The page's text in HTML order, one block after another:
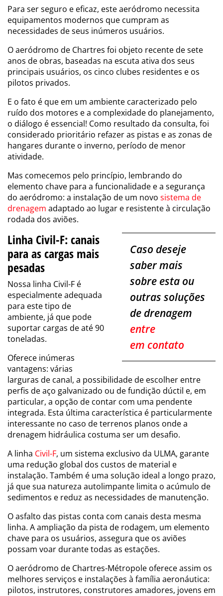
Para ser seguro e eficaz, este aeródromo necessita
equipamentos modernos que cumpram as
necessidades de seus inúmeros usuários.
O aeródromo de Chartres foi objeto recente de sete
anos de obras, baseadas na escuta ativa dos seus
principais usuários, os cinco clubes residentes e os
pilotos privados.
E o fato é que em um ambiente caracterizado pelo
ruído dos motores e a complexidade do planejamento,
o diálogo é essencial! Como resultado da consulta, foi
considerado prioritário refazer as pistas e as zonas de
hangares durante o inverno, período de menor
atividade.
Mas comecemos pelo princípio, lembrando do
elemento chave para a funcionalidade e a segurança
do aeródromo: a instalação de um novo sistema de
drenagem adaptado ao lugar e resistente à circulação
rodada dos aviões.
Caso deseje
saber mais
sobre esta ou
outras soluções
de drenagem
entre
em contato
Linha Civil-F: canais
para as cargas mais
pesadas
Nossa linha Civil-F é
especialmente adequada
para este tipo de
ambiente, já que pode
suportar cargas de até 90
toneladas.
Oferece inúmeras
vantagens: várias
larguras de canal, a possibilidade de escolher entre
perfis de aço galvanizado ou de fundição dúctil e, em
particular, a opção de contar com uma pendente
integrada. Esta última característica é particularmente
interessante no caso de terrenos planos onde a
drenagem hidráulica costuma ser um desafio.
A linha Civil-F, um sistema exclusivo da ULMA, garante
uma redução global dos custos de material e
instalação. Também é uma solução ideal a longo prazo,
já que sua natureza autolimpante limita o acúmulo de
sedimentos e reduz as necessidades de manutenção.
O asfalto das pistas conta com canais desta mesma
linha. A ampliação da pista de rodagem, um elemento
chave para os usuários, assegura que os aviões
possam voar durante todas as estações.
O aeródromo de Chartres-Métropole oferece assim os
melhores serviços e instalações à família aeronáutica:
pilotos, instrutores, construtores amadores, jovens em